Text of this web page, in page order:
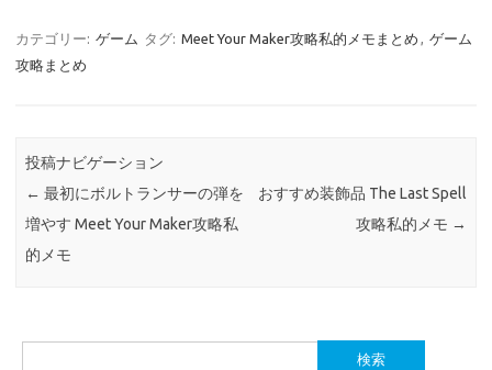
カテゴリー: ゲーム タグ: Meet Your Maker攻略私的メモまとめ
ゲーム
攻略まとめ
投稿ナビゲーション
← 最初にボルトランサーの弾を
増やす Meet Your Maker攻略私
的メモ
おすすめ装飾品 The Last Spell
攻略私的メモ →